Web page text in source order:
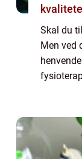
Skal du
Men ved
som kan